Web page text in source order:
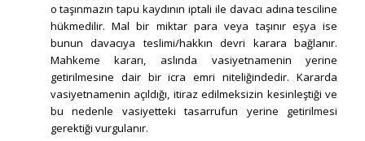
o taşınmazın tapu kaydının iptali ile davacı adına tesciline
hükmedilir. Mal bir miktar para veya taşınır eşya ise
bunun davacıya teslimi/hakkın devri karara bağlanır.
Mahkeme kararı, aslında vasiyetnamenin yerine
getirilmesine dair bir icra emri niteliğindedir. Kararda
vasiyetnamenin açıldığı, itiraz edilmeksizin kesinleştiği ve
bu nedenle vasiyetteki tasarrufun yerine getirilmesi
gerektiği vurgulanır.